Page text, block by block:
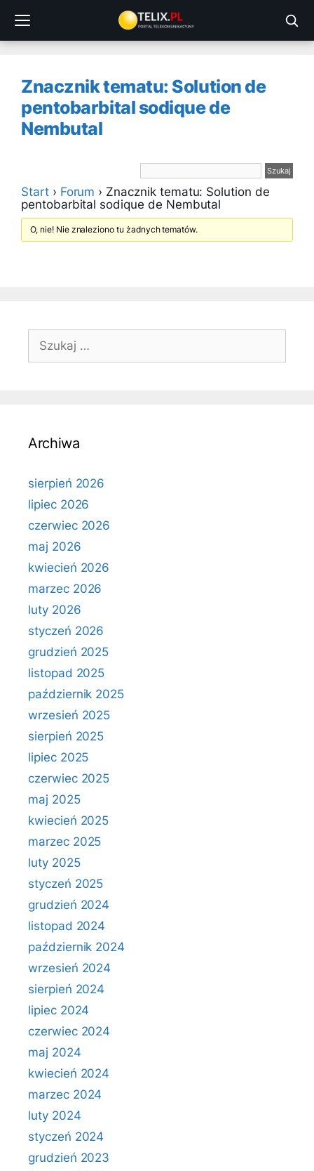
treści
Znacznik tematu: Solution de
pentobarbital sodique de
Nembutal
Start › Forum › Znacznik tematu: Solution de
pentobarbital sodique de Nembutal
O, nie! Nie znaleziono tu żadnych tematów.
Szukaj:
Archiwa
sierpień 2026
lipiec 2026
czerwiec 2026
maj 2026
kwiecień 2026
marzec 2026
luty 2026
styczeń 2026
grudzień 2025
listopad 2025
październik 2025
wrzesień 2025
sierpień 2025
lipiec 2025
czerwiec 2025
maj 2025
kwiecień 2025
marzec 2025
luty 2025
styczeń 2025
grudzień 2024
listopad 2024
październik 2024
wrzesień 2024
sierpień 2024
lipiec 2024
czerwiec 2024
maj 2024
kwiecień 2024
marzec 2024
luty 2024
styczeń 2024
grudzień 2023